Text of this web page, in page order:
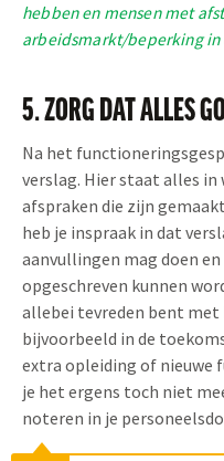
hebben en mensen met
arbeidsmarkt/beperking in
5. ZORG DAT ALLES
Na het
verslag. Hier staat alles in
afspraken die zijn
heb je inspraak in dat
aanvullingen mag doen
opgeschreven kunnen
allebei tevreden bent met
bijvoorbeeld in de
extra opleiding of nieuwe
je het ergens toch niet
noteren in je